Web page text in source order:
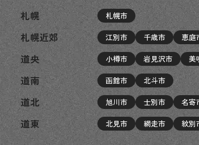
札幌 札幌市
札幌近郊 江別市 千歳市 恵庭
道央 小樽市 岩見沢市 美
道南 函館市 北斗市
道北 旭川市 士別市 名寄
道東 北見市 網走市 紋別